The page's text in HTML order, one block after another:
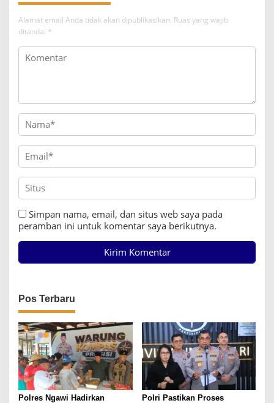
Alamat email Anda tidak akan dipublikasikan. Ruas yang wajib
ditandai *
Simpan nama, email, dan situs web saya pada
peramban ini untuk komentar saya berikutnya.
Pos Terbaru
Polres Ngawi Hadirkan
Polri Pastikan Proses